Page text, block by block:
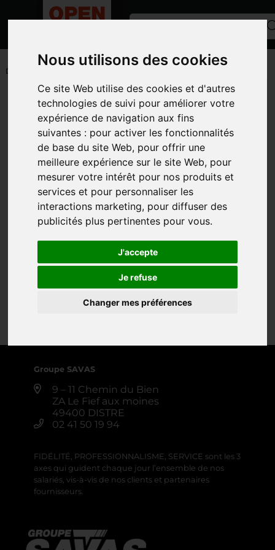
Nous utilisons des cookies
Ce site Web utilise des cookies et d'autres
technologies de suivi pour améliorer votre
expérience de navigation aux fins
suivantes : pour activer les fonctionnalités
de base du site Web, pour offrir une
meilleure expérience sur le site Web, pour
mesurer votre intérêt pour nos produits et
services et pour personnaliser les
interactions marketing, pour diffuser des
publicités plus pertinentes pour vous.
J'accepte
Je refuse
Changer mes préférences
ACCUEIL /ANNONCES/MATÉRIEL D'ÉLEVAGE/ DÉSILEUSE
DISTRIBUTRICE
Toutes les catégories
CATÉGORIES
MARQUES
MODÈLE
TYPE D'ANNONCE
PHOTOS
DÉSILEUSE DISTRIBUTRICE
Groupe SAVAS
9 – 11 Chemin du Bien
ZA Le Fief aux moines
49400 DISTRE
02 41 50 19 94
FIDÉLITÉ, PROFESSIONNALISME, SERVICE sont les 3
axes qui guident chaque jour l’ensemble de nos
salariés, vis-à-vis de nos clients et partenaires
fournisseurs.